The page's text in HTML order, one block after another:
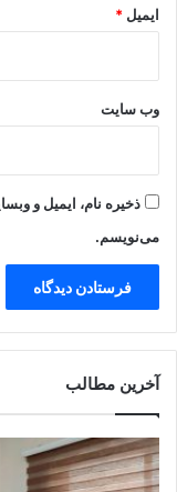
ایمیل *
وب‌ سایت
ذخیره نام، ایمیل و
می‌نویسم.
آخرین مطالب